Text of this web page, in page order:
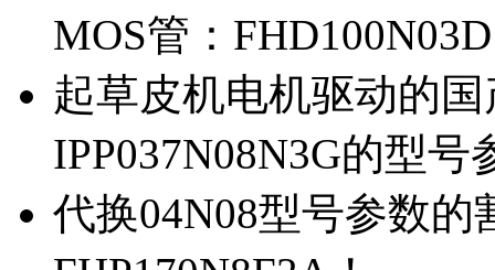
MOS管：
起草皮机电机驱动的
IPP037N08N3G的型号
代换04N08型号参数